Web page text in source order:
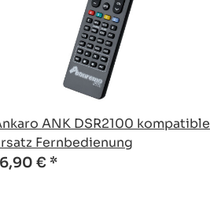
ANK DSR2100 kompatible
Fernbedienung
€ *